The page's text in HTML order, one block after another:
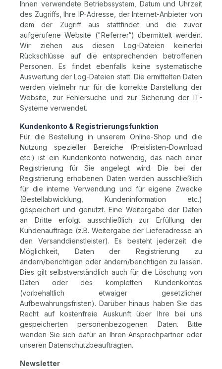
Ihnen verwendete Betriebssystem, Datum und Uhrzeit
des Zugriffs, Ihre IP-Adresse, der Internet-Anbieter von
dem der Zugriff aus stattfindet und die zuvor
aufgerufene Website ("Referrer“) übermittelt werden.
Wir ziehen aus diesen Log-Dateien keinerlei
Rückschlüsse auf die entsprechenden betroffenen
Personen. Es findet ebenfalls keine systematische
Auswertung der Log-Dateien statt. Die ermittelten Daten
werden vielmehr nur für die korrekte Darstellung der
Website, zur Fehlersuche und zur Sicherung der IT-
Systeme verwendet.
Kundenkonto & Registrierungsfunktion
Für die Bestellung in unserem Online-Shop und die
Nutzung spezieller Bereiche (Preislisten-Download
etc.) ist ein Kundenkonto notwendig, das nach einer
Registrierung für Sie angelegt wird. Die bei der
Registrierung erhobenen Daten werden ausschließlich
für die interne Verwendung und für eigene Zwecke
(Bestellabwicklung, Kundeninformation etc.)
gespeichert und genutzt. Eine Weitergabe der Daten
an Dritte erfolgt ausschließlich zur Erfüllung der
Kundenaufträge (z.B. Weitergabe der Lieferadresse an
den Versanddienstleister). Es besteht jederzeit die
Möglichkeit, Daten der Registrierung zu
ändern/berichtigen oder ändern/berichtigen zu lassen.
Dies gilt selbstverständlich auch für die Löschung von
Daten oder des kompletten Kundenkontos
(vorbehaltlich etwaiger gesetzlicher
Aufbewahrungsfristen). Darüber hinaus haben Sie das
Recht auf kostenfreie Auskunft über Ihre bei uns
gespeicherten personenbezogenen Daten. Bitte
wenden Sie sich dafür an Ihren Ansprechpartner oder
unseren Datenschutzbeauftragten.
Newsletter